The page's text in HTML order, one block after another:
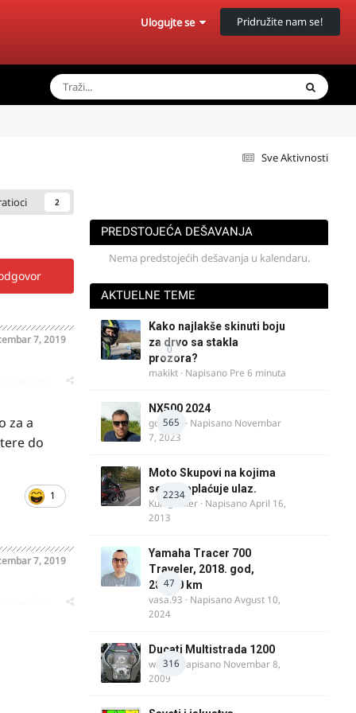
Ulogujte se Pridružite nam se!
Sve Aktivnosti
2
7, 2019
za a
do
1
7, 2019
PREDSTOJEĆA DEŠAVANJA
Nema predstojećih dešavanja u kalendaru.
AKTUELNE TEME
0
Kako najlakše skinuti boju
za drvo sa stakla
prozora?
makikt · Napisano Pre 6 minuta
565
NX500 2024
godovic · Napisano Novembar
7, 2023
2234
Moto Skupovi na kojima
se ne naplaćuje ulaz.
Kum_Mixer · NapisanoApril 16,
2013
47
Yamaha Tracer 700
Traveler, 2018. god,
28.100 km
vasa.93 · NapisanoAvgust 10,
2024
316
Ducati Multistrada 1200
wulfy· Napisano Novembar 8,
2009